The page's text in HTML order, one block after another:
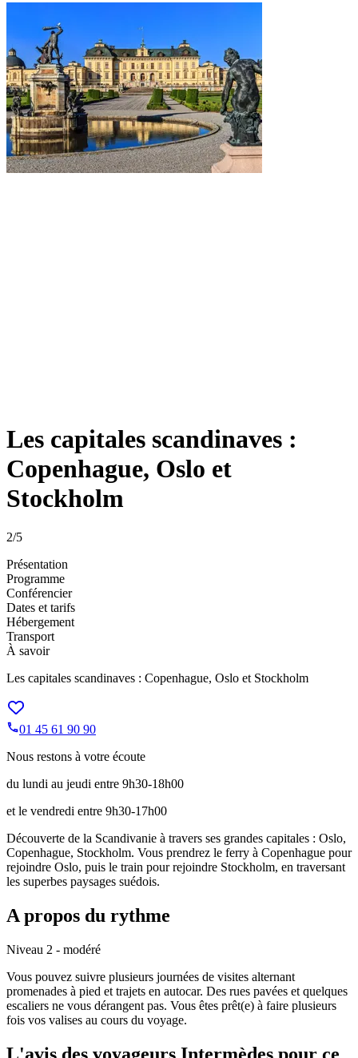
Les capitales scandinaves :
Copenhague, Oslo et
Stockholm
2/5
Présentation
Programme
Conférencier
Dates et tarifs
Hébergement
Transport
À savoir
Les capitales scandinaves : Copenhague, Oslo et Stockholm
01 45 61 90 90
Nous restons à votre écoute
du lundi au jeudi entre 9h30-18h00
et le vendredi entre 9h30-17h00
Découverte de la Scandivanie à travers ses grandes capitales : Oslo,
Copenhague, Stockholm. Vous prendrez le ferry à Copenhague pour
rejoindre Oslo, puis le train pour rejoindre Stockholm, en traversant
les superbes paysages suédois.
A propos du rythme
Niveau 2 - modéré
Vous pouvez suivre plusieurs journées de visites alternant
promenades à pied et trajets en autocar. Des rues pavées et quelques
escaliers ne vous dérangent pas. Vous êtes prêt(e) à faire plusieurs
fois vos valises au cours du voyage.